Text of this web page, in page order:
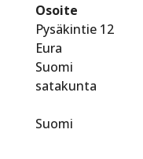
Osoite
Pysäkintie 12
Eura
Suomi
satakunta
Suomi